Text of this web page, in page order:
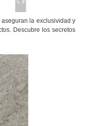
la exclusividad y
Descubre los secretos